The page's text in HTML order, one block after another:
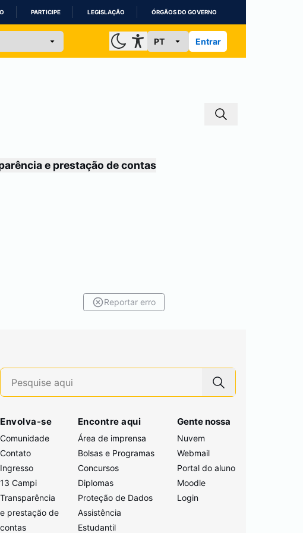
PARTICIPE LEGISLAÇÃO ÓRGÃOS DO GOVERNO
Entrar
e prestação de contas
Reportar erro
Envolva-se
Comunidade
Contato
Ingresso
13 Campi
Transparência
e prestação de
contas
Encontre aqui
Área de imprensa
Bolsas e Programas
Concursos
Diplomas
Proteção de Dados
Assistência
Estudantil
Gente nossa
Nuvem
Webmail
Portal do aluno
Moodle
Login